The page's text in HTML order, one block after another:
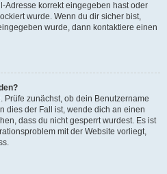
Adresse korrekt eingegeben hast oder
wurde. Wenn du dir sicher bist,
wurde, dann kontaktiere einen
Prüfe zunächst, ob dein Benutzername
dies der Fall ist, wende dich an einen
dass du nicht gesperrt wurdest. Es ist
mit der Website vorliegt,